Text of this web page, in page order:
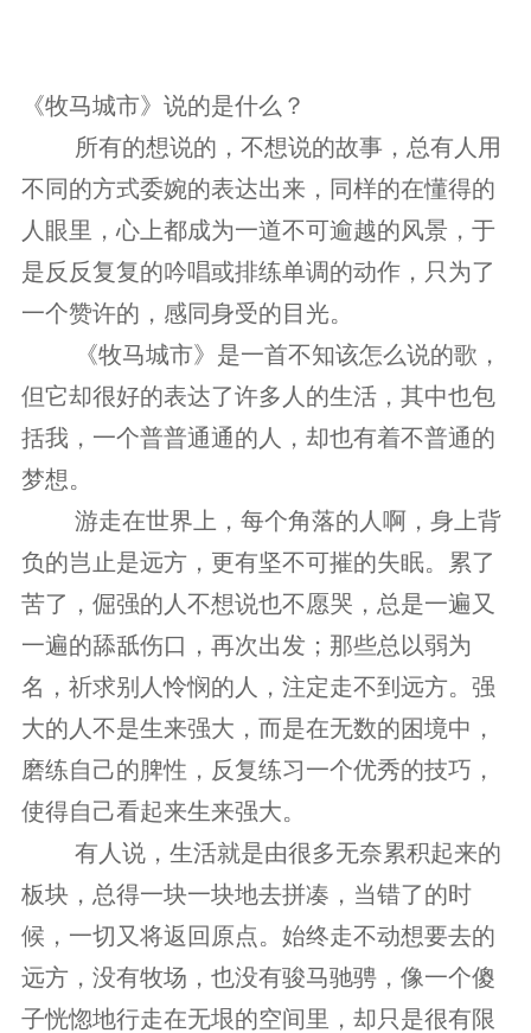
《牧马城市》说的是什么？
所有的想说的，不想说的故事，总有人用
不同的方式委婉的表达出来，同样的在懂得的
人眼里，心上都成为一道不可逾越的风景，于
是反反复复的吟唱或排练单调的动作，只为了
一个赞许的，感同身受的目光。
《牧马城市》是一首不知该怎么说的歌，
但它却很好的表达了许多人的生活，其中也包
括我，一个普普通通的人，却也有着不普通的
梦想。
游走在世界上，每个角落的人啊，身上背
负的岂止是远方，更有坚不可摧的失眠。累了
苦了，倔强的人不想说也不愿哭，总是一遍又
一遍的舔舐伤口，再次出发；那些总以弱为
名，祈求别人怜悯的人，注定走不到远方。强
大的人不是生来强大，而是在无数的困境中，
磨练自己的脾性，反复练习一个优秀的技巧，
使得自己看起来生来强大。
有人说，生活就是由很多无奈累积起来的
板块，总得一块一块地去拼凑，当错了的时
候，一切又将返回原点。始终走不动想要去的
远方，没有牧场，也没有骏马驰骋，像一个傻
子恍惚地行走在无垠的空间里，却只是很有限